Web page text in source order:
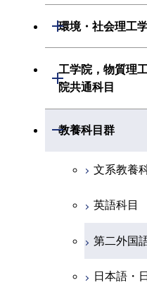
創造プロ
共通専門
経営工学
初年次専
創造プロ
初年次専
共通専門
初年次専
創造プロ
共通専門
生命理工
創造プロ
共通専門科
環境・社会理工
開閉
建築学系
融合理工学
初年次専
創造プロ
共通専門
工学院，物質理
院共通科目
開閉
工学院，
教養科目群
開閉
文系教養
英語科目
第二外国
日本語・